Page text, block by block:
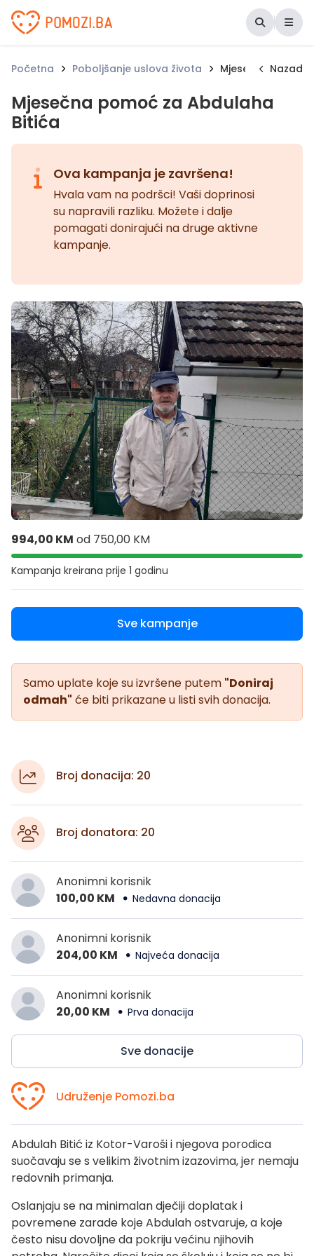
Udruženje Pomozi.ba
Početna Poboljšanje uslova života Mjesečna pomoć
Nazad
Mjesečna pomoć za Abdulaha
Bitića
Ova kampanja je završena!
Hvala vam na podršci! Vaši doprinosi
su napravili razliku. Možete i dalje
pomagati donirajući na druge aktivne
kampanje.
994,00 KM od 750,00 KM
Kampanja kreirana prije 1 godinu
Sve kampanje
Samo uplate koje su izvršene putem "Doniraj
odmah" će biti prikazane u listi svih donacija.
Broj donacija: 20
Broj donatora: 20
Anonimni korisnik
100,00 KM
Nedavna donacija
Anonimni korisnik
204,00 KM
Najveća donacija
Anonimni korisnik
20,00 KM
Prva donacija
Sve donacije
Udruženje Pomozi.ba
Abdulah Bitić iz Kotor-Varoši i njegova porodica
suočavaju se s velikim životnim izazovima, jer nemaju
redovnih primanja.
Oslanjaju se na minimalan dječiji doplatak i
povremene zarade koje Abdulah ostvaruje, a koje
često nisu dovoljne da pokriju većinu njihovih